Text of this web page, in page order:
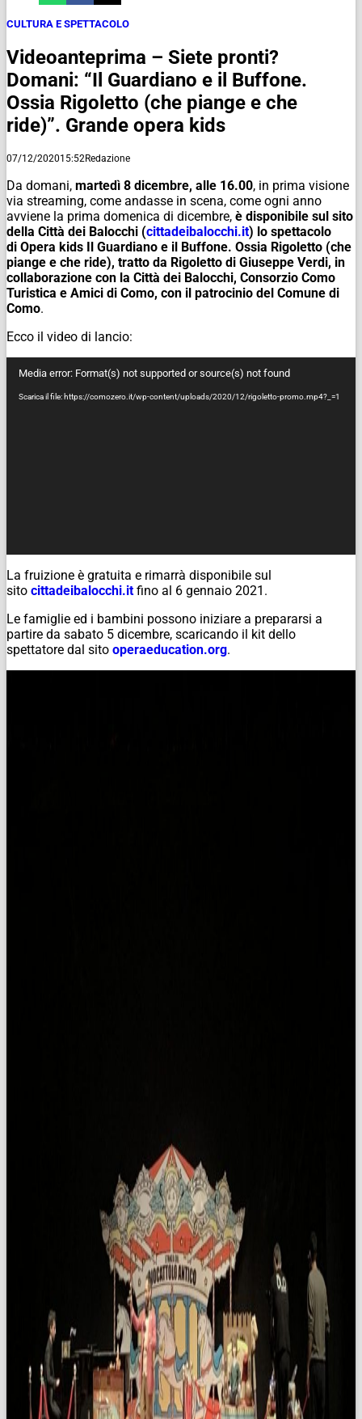
CULTURA E SPETTACOLO
Videoanteprima – Siete pronti?
Domani: “Il Guardiano e il Buffone.
Ossia Rigoletto (che piange e che
ride)”. Grande opera kids
07/12/202015:52Redazione
Da domani, martedì 8 dicembre, alle 16.00, in prima visione
via streaming, come andasse in scena, come ogni anno
avviene la prima domenica di dicembre, è disponibile sul sito
della Città dei Balocchi (cittadeibalocchi.it) lo spettacolo
di Opera kids Il Guardiano e il Buffone. Ossia Rigoletto (che
piange e che ride), tratto da Rigoletto di Giuseppe Verdi, in
collaborazione con la Città dei Balocchi, Consorzio Como
Turistica e Amici di Como, con il patrocinio del Comune di
Como.
Ecco il video di lancio:
Player
Media error: Format(s) not supported or source(s) not found
Scarica il file: https://comozero.it/wp-content/uploads/2020/12/rigoletto-promo.mp4?_=1
La fruizione è gratuita e rimarrà disponibile sul
sito cittadeibalocchi.it fino al 6 gennaio 2021.
Le famiglie ed i bambini possono iniziare a prepararsi a
partire da sabato 5 dicembre, scaricando il kit dello
spettatore dal sito operaeducation.org.